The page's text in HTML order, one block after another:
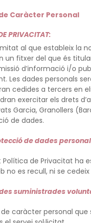
Caràcter Personal
PRIVACITAT:
al que estableix la
un fitxer del que és
d’informació i/o
Les dades personals
cedides a tercers en
exercitar els drets
Garcia, Granollers
de dades.
de dades
Política de Privacitat ha
no es recull, ni se
suministrades
de caràcter personal